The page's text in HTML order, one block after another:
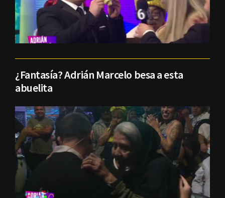
¿Fantasía? Adrián Marcelo besa a esta
abuelita